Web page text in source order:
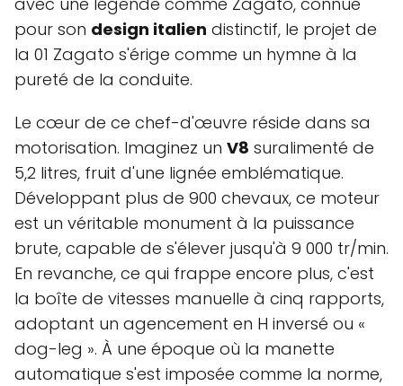
pour son design italien distinctif, le projet de
la 01 Zagato s'érige comme un hymne à la
pureté de la conduite.
Le cœur de ce chef-d'œuvre réside dans sa
motorisation. Imaginez un V8 suralimenté de
5,2 litres, fruit d'une lignée emblématique.
Développant plus de 900 chevaux, ce moteur
est un véritable monument à la puissance
brute, capable de s'élever jusqu'à 9 000 tr/min.
En revanche, ce qui frappe encore plus, c'est
la boîte de vitesses manuelle à cinq rapports,
adoptant un agencement en H inversé ou «
dog-leg ». À une époque où la manette
automatique s'est imposée comme la norme,